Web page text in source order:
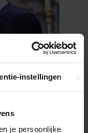
instellingen
je persoonlijke
VAN DE